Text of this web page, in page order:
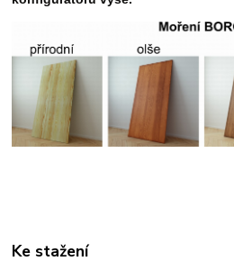
Ke stažení